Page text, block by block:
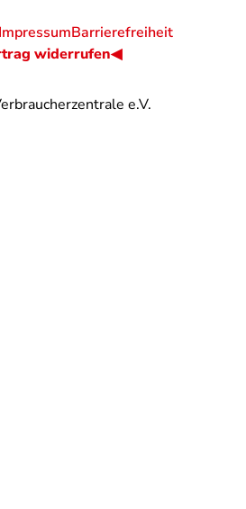
e.V.
Barrierefreiheit
widerrufen◀